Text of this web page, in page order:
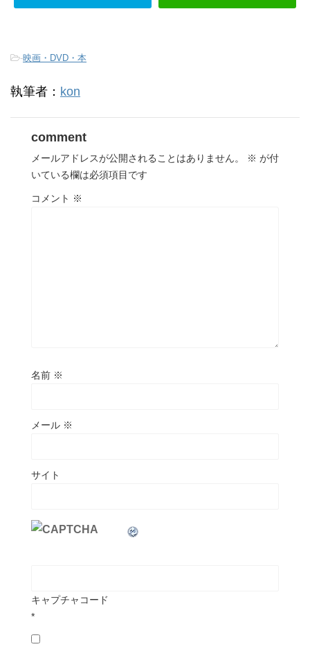
-映画・DVD・本
執筆者： kon
comment
メールアドレスが公開されることはありません。 ※ が付
いている欄は必須項目です
コメント ※
名前 ※
メール ※
サイト
キャプチャコード
*